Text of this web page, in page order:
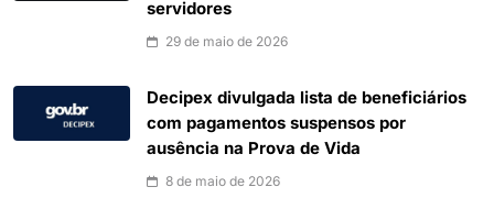
servidores
29 de maio de 2026
Decipex divulgada lista de beneficiários
com pagamentos suspensos por
ausência na Prova de Vida
8 de maio de 2026